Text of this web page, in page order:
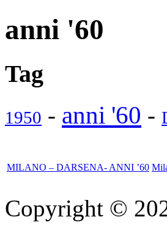
anni '60
Tag
1950 - anni '60 -
MILANO – DARSENA- ANNI ’60
Copyright ©